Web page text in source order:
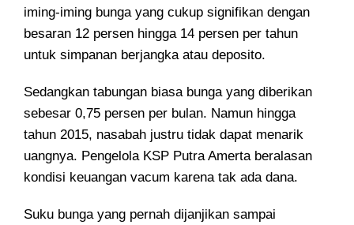
iming-iming bunga yang cukup signifikan dengan
besaran 12 persen hingga 14 persen per tahun
untuk simpanan berjangka atau deposito.
Sedangkan tabungan biasa bunga yang diberikan
sebesar 0,75 persen per bulan. Namun hingga
tahun 2015, nasabah justru tidak dapat menarik
uangnya. Pengelola KSP Putra Amerta beralasan
kondisi keuangan vacum karena tak ada dana.
Suku bunga yang pernah dijanjikan sampai